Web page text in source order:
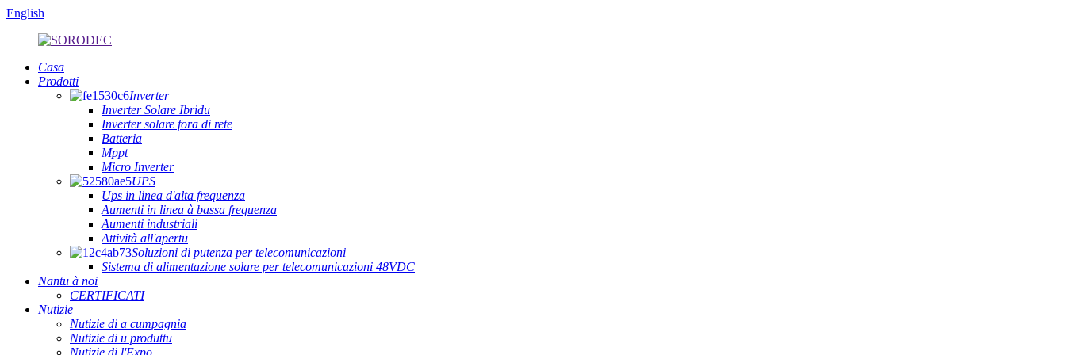
English
Casa
Prodotti
Inverter
Inverter Solare Ibridu
Inverter solare fora di rete
Batteria
Mppt
Micro Inverter
UPS
Ups in linea d'alta frequenza
Aumenti in linea à bassa frequenza
Aumenti industriali
Attività all'apertu
Soluzioni di putenza per telecomunicazioni
Sistema di alimentazione solare per telecomunicazioni 48VDC
Nantu à noi
CERTIFICATI
Nutizie
Nutizie di a cumpagnia
Nutizie di u produttu
Nutizie di l'Expo